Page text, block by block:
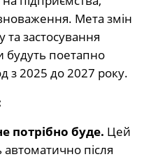
Мета змін
застосування
будуть поетапно
з 2025 до 2027 року.
потрібно буде. Цей
автоматично після